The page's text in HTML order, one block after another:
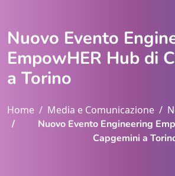
Nuovo Evento
EmpowHER Hub di
a Torino
Home Media e Comunicazione
Nuovo Evento Engineering
Capgemini a